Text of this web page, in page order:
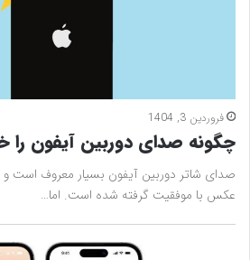
فروردین 3, 1404
چگونه صدای دوربین آیفون را
صدای شاتر دوربین آیفون بسیار معروف است
عکس با موفقیت گرفته شده است. اما…